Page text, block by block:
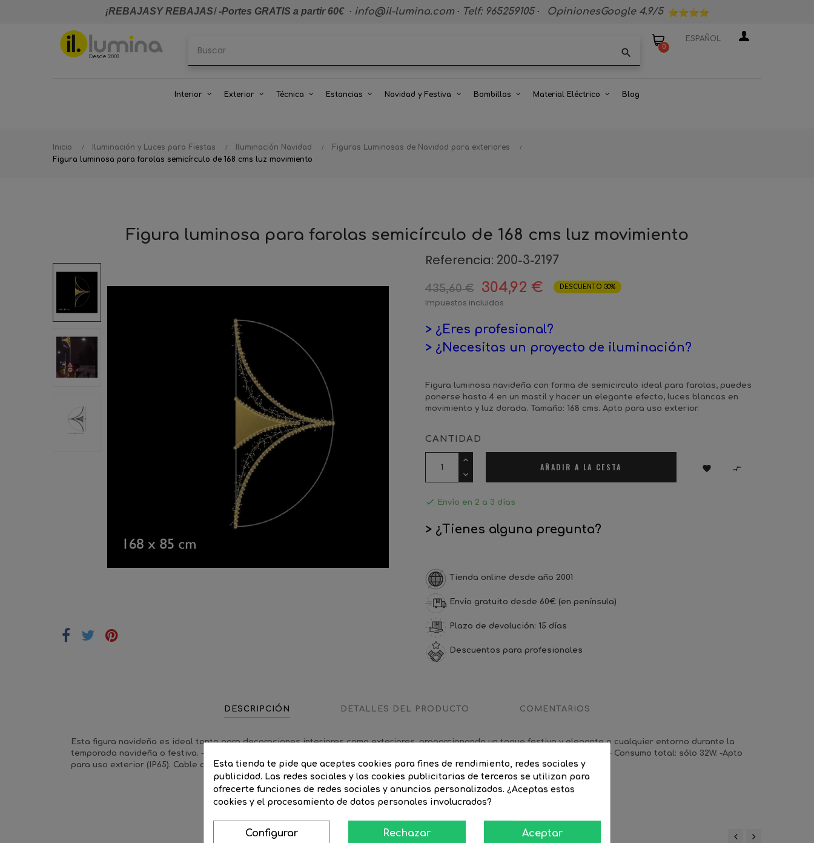
¡REBAJASY REBAJAS!-Portes GRATIS a partir 60€· info@il-lumina.com · Telf: 965259105 · OpinionesGoogle 4.9/5
search 0
ESPAÑOL
Interior Exterior Técnica Estancias Navidad y Festiva Bombillas Material Eléctrico Blog
Inicio Iluminación y Luces para Fiestas Iluminación Navidad
Figuras Luminosas de Navidad para exteriores
Figura luminosa para farolas semicírculo de 168 cms luz movimiento
Figura luminosa para farolas semicírculo de 168 cms luz movimiento
Referencia: 200-3-2197
435,60 € 304,92 € DESCUENTO 30%
Impuestos incluidos
> ¿Eres profesional?
> ¿Necesitas un proyecto de iluminación?
Figura luminosa navideña con forma de semicirculo ideal para farolas, puedes
ponerse hasta 4 en un mastil y hacer un elegante efecto, luces blancas en
movimiento y luz dorada. Tamaño: 168 cms. Apto para uso exterior.
CANTIDAD
AÑADIR A LA CESTA  
 Envío en 2 a 3 días
> ¿Tienes alguna pregunta?
Tienda online desde año 2001
Envío gratuito desde 60€ (en península)
Plazo de devolución: 15 días
Descuentos para profesionales
DESCRIPCIÓN DETALLES DEL PRODUCTO COMENTARIOS
Esta figura navideña es ideal tanto para decoraciones interiores como exteriores, proporcionando un toque festivo y elegante a cualquier entorno durante la
temporada navideña o festiva. - Medidas figura luminosa: ancho 168cm y altura: 85cms. Peso: 4Kg. Tipo bombilla: tecnología LED. - Consumo total: sólo 32W. -Apto
para uso exterior (IP65). Cable de alimentación incluído. Estructura dorada
16 Productos De La Misma Categoría:
Esta tienda te pide que aceptes cookies para fines de rendimiento, redes sociales y
publicidad. Las redes sociales y las cookies publicitarias de terceros se utilizan para
ofrecerte funciones de redes sociales y anuncios personalizados. ¿Aceptas estas
cookies y el procesamiento de datos personales involucrados?
Configurar Rechazar Aceptar